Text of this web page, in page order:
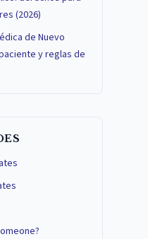
(2026)
de Nuevo
y reglas de